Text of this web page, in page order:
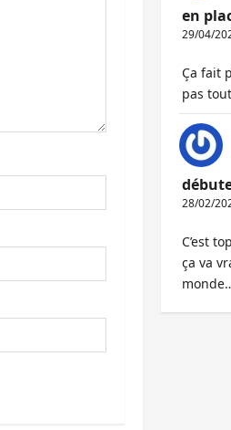
en
29/04/
Ça fait
pas
28/02/
C’est
ça va